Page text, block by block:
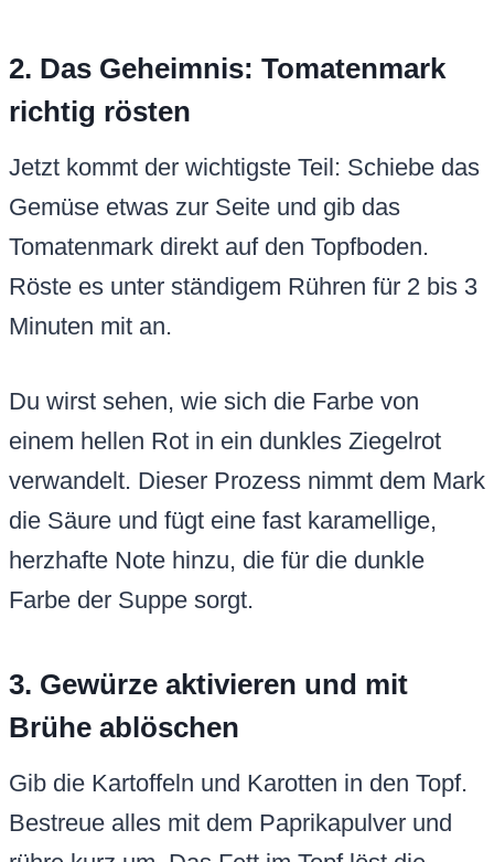
2. Das Geheimnis: Tomatenmark
richtig rösten
Jetzt kommt der wichtigste Teil: Schiebe das
Gemüse etwas zur Seite und gib das
Tomatenmark direkt auf den Topfboden.
Röste es unter ständigem Rühren für 2 bis 3
Minuten mit an.
Du wirst sehen, wie sich die Farbe von
einem hellen Rot in ein dunkles Ziegelrot
verwandelt. Dieser Prozess nimmt dem Mark
die Säure und fügt eine fast karamellige,
herzhafte Note hinzu, die für die dunkle
Farbe der Suppe sorgt.
3. Gewürze aktivieren und mit
Brühe ablöschen
Gib die Kartoffeln und Karotten in den Topf.
Bestreue alles mit dem Paprikapulver und